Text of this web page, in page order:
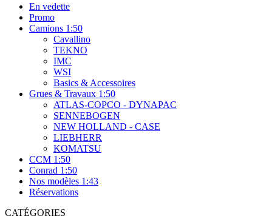
En vedette
Promo
Camions 1:50
Cavallino
TEKNO
IMC
WSI
Basics & Accessoires
Grues & Travaux 1:50
ATLAS-COPCO - DYNAPAC
SENNEBOGEN
NEW HOLLAND - CASE
LIEBHERR
KOMATSU
CCM 1:50
Conrad 1:50
Nos modèles 1:43
Réservations
CATÉGORIES